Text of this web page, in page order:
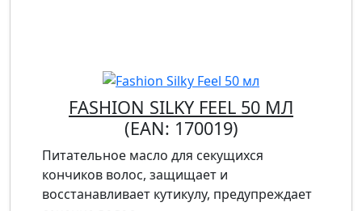
FASHION SILKY FEEL 50 МЛ
(EAN: 170019)
Питательное масло для секущихся
кончиков волос, защищает и
восстанавливает кутикулу, предупреждает